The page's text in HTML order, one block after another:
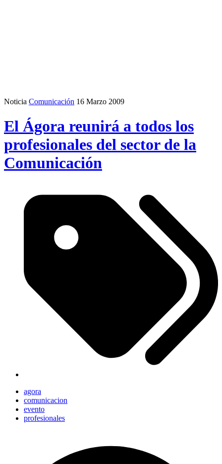
Noticia Comunicación 16 Marzo 2009
El Ágora reunirá a todos los
profesionales del sector de la
Comunicación
agora
comunicacion
evento
profesionales